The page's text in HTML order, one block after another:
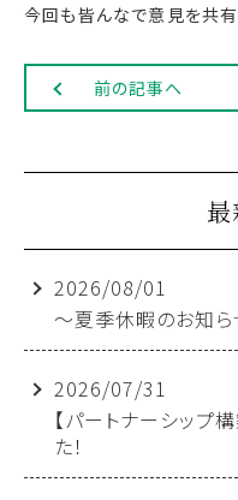
今回も皆んなで意見を共
前の記事へ
2026/08/01
～夏季休暇のお知ら
2026/07/31
【パートナーシップ
た！